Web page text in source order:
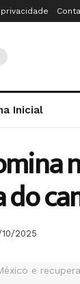
Inicial
do
2025